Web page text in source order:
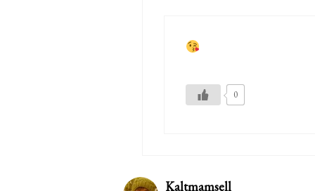
0
Kaltmamsell